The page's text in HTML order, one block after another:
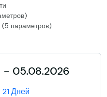
(5 параметров)
- 05.08.2026
21 Дней